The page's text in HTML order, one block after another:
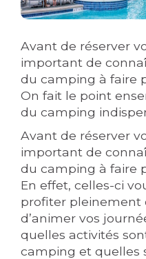
Avant de réserver
important de
du camping à faire
On fait le point
du camping
Avant de réserver
important de
du camping à faire
En effet, celles-ci
profiter pleinement
d’animer vos
quelles activités
camping et quelles